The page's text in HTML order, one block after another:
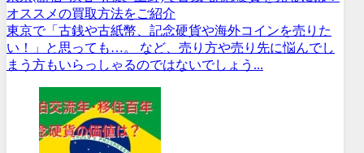
オススメの買取方法をご紹介
東京で「古銭や古紙幣、記念硬貨や海外コインを売りた
い！」と思っても…。 など、売り方や売り先に悩んでし
まう方もいらっしゃるのではないでしょう...